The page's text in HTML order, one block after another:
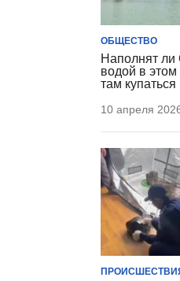
ОБЩЕСТВО
Наполнят
водой в
там купаться
10 апреля